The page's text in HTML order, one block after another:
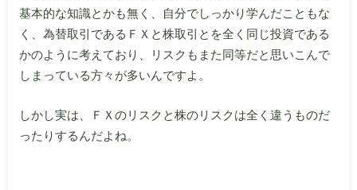
基本的な知識とかも無く、自分でしっかり学んだこともな
く、為替取引であるＦＸと株取引とを全く同じ投資である
かのように考えており、リスクもまた同等だと思いこんで
しまっている方々が多いんですよ。
しかし実は、ＦＸのリスクと株のリスクは全く違うものだ
ったりするんだよね。